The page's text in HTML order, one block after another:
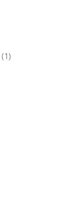
(1)